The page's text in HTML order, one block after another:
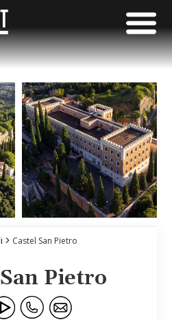
Castel San Pietro
Pietro